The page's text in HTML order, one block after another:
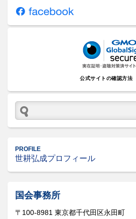
公式サイトの確認方法
PROFILE
世耕弘成プロフィール
国会事務所
〒100-8981 東京都千代田区永田町